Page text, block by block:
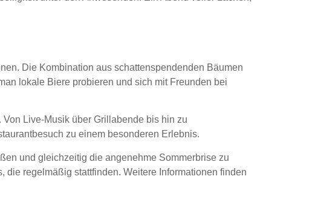
Die Kombination aus schattenspendenden Bäumen
lokale Biere probieren und sich mit Freunden bei
Live-Musik über Grillabende bis hin zu
zu einem besonderen Erlebnis.
und gleichzeitig die angenehme Sommerbrise zu
regelmäßig stattfinden. Weitere Informationen finden